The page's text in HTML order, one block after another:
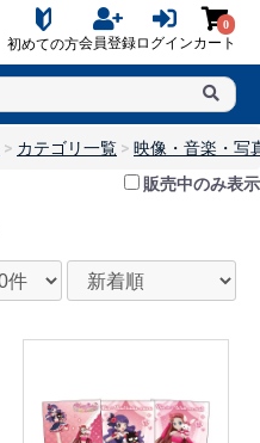
初めての方会員登録ログイン
0
カート
カテゴリ一覧
映像・音楽・写
販売中のみ表示